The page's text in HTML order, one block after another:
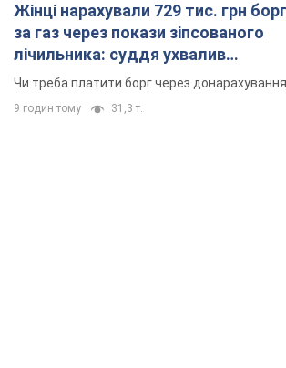
Жінці нарахували 729 тис. грн
за газ через покази зіпсованого
лічильника: суддя ухвалив
неочікуване рішення
Чи треба платити борг через донарахування
9 годин тому 31,3 т.